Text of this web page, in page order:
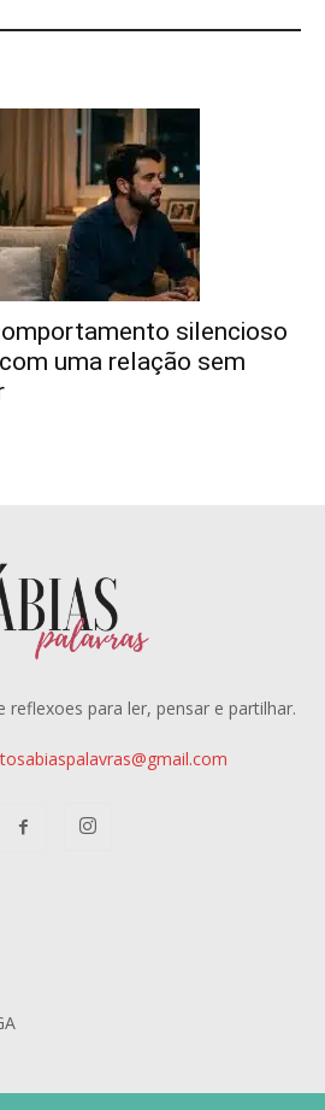
silencioso
uma relação sem
reflexoes para ler, pensar e partilhar.